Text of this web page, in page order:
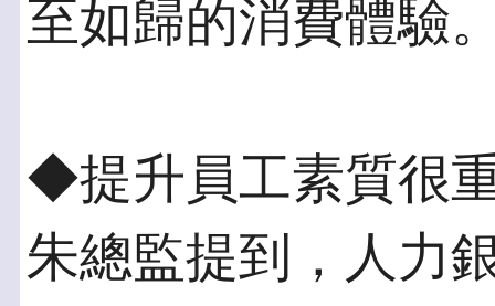
至如歸的消費體驗
◆提升員工素質很
朱總監提到，人力